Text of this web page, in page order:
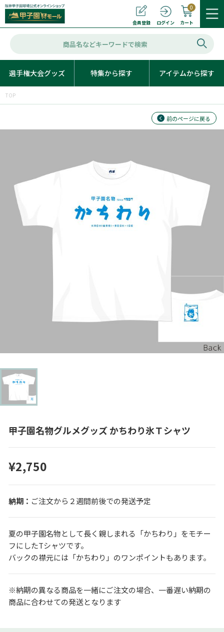
会員登録 ログイン カート
0
選手権大会グッズ 特集から探す アイテムから探す
TOP
前のページに戻る
甲子園名物グルメグッズ かちわり氷Ｔシャツ
¥2,750
ご注文から２週間前後での発送予定
夏の甲子園名物として長く親しまれる「かちわり」をモチー
フにしたTシャツです。
バックの襟元には「かちわり」のワンポイントもあります。
※納期の異なる商品を一緒にご注文の場合、一番遅い納期の
商品に合わせての発送となります